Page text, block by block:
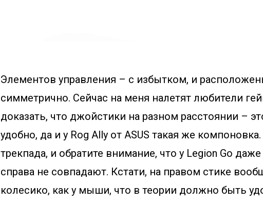
Элементов управления – с избытком, и
симметрично. Сейчас на меня налетят любители
доказать, что джойстики на разном расстоянии –
удобно, да и у Rog Ally от ASUS такая же
трекпада, и обратите внимание, что у Legion Go
справа не совпадают. Кстати, на правом стике
колесико, как у мыши, что в теории должно быть